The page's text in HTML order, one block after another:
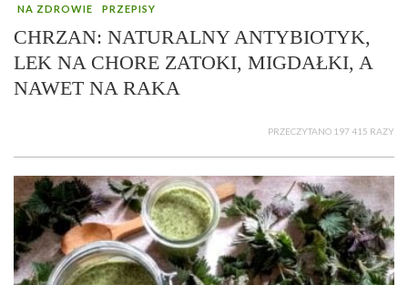
NA ZDROWIE PRZEPISY
CHRZAN: NATURALNY ANTYBIOTYK,
LEK NA CHORE ZATOKI, MIGDAŁKI, A
NAWET NA RAKA
PRZECZYTANO 197 415 RAZY